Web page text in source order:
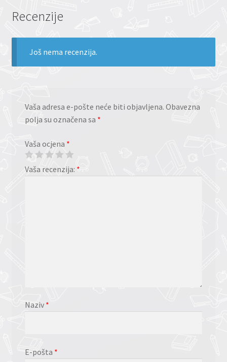
Recenzije
Još nema recenzija.
Vaša adresa e-pošte neće biti objavljena. Obavezna
polja su označena sa *
Vaša ocjena *
Vaša recenzija: *
Naziv *
E-pošta *